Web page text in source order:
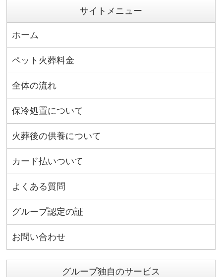
サイトメニュー
ホーム
ペット火葬料金
全体の流れ
保冷処置について
火葬後の供養について
カード払いついて
よくある質問
グループ認定の証
お問い合わせ
グループ独自のサービス